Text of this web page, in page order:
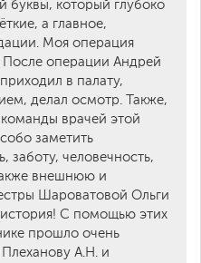
буквы, который глубоко
а главное,
Моя операция
операции Андрей
в палату,
делал осмотр. Также,
врачей этой
заметить
заботу, человечность,
внешнюю и
Шароватовой Ольги
история! С помощью этих
прошло очень
А.Н. и